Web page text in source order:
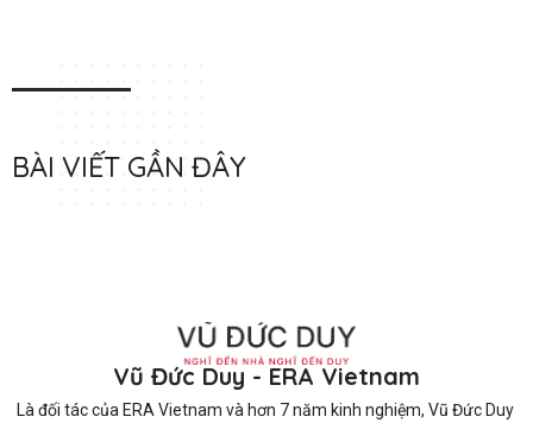
BÀI VIẾT GẦN ĐÂY
Vũ Đức Duy - ERA Vietnam
Là đối tác của ERA Vietnam và hơn 7 năm kinh nghiệm, Vũ Đức Duy